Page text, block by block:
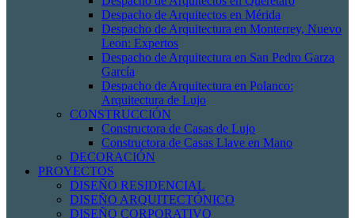
Despacho de Arquitectos en Mérida
Despacho de Arquitectura en Monterrey, Nuevo
Leon: Expertos
Despacho de Arquitectura en San Pedro Garza
García
Despacho de Arquitectura en Polanco:
Arquitectura de Lujo
CONSTRUCCIÓN
Constructora de Casas de Lujo
Constructora de Casas Llave en Mano
DECORACIÓN
PROYECTOS
DISEÑO RESIDENCIAL
DISEÑO ARQUITECTÓNICO
DISEÑO CORPORATIVO